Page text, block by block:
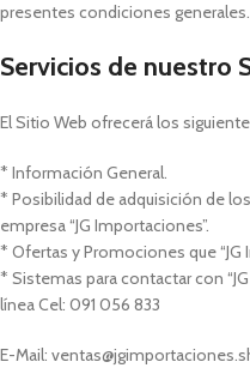
presentes condiciones generales.
Servicios de nuestro
El Sitio Web ofrecerá los
* Información General.
* Posibilidad de adquisición de
empresa “JG Importaciones”.
* Ofertas y Promociones que
* Sistemas para contactar con
línea Cel: 091 056 833
E-Mail: